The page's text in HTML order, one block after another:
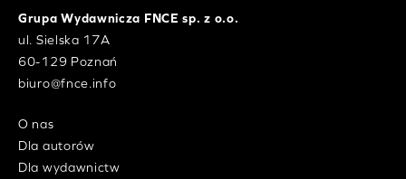
Grupa Wydawnicza FNCE sp. z o.o.
ul. Sielska 17A
60-129 Poznań
biuro@fnce.info
O nas
Dla autorów
Dla wydawnictw